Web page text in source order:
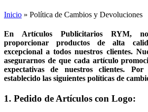
Inicio » Política de Cambios y Devoluciones
En Artículos Publicitarios RYM,
proporcionar productos de alta
excepcional a todos nuestros clientes.
asegurarnos de que cada artículo
expectativas de nuestros clientes.
establecido las siguientes políticas de
1. Pedido de Artículos con Logo: